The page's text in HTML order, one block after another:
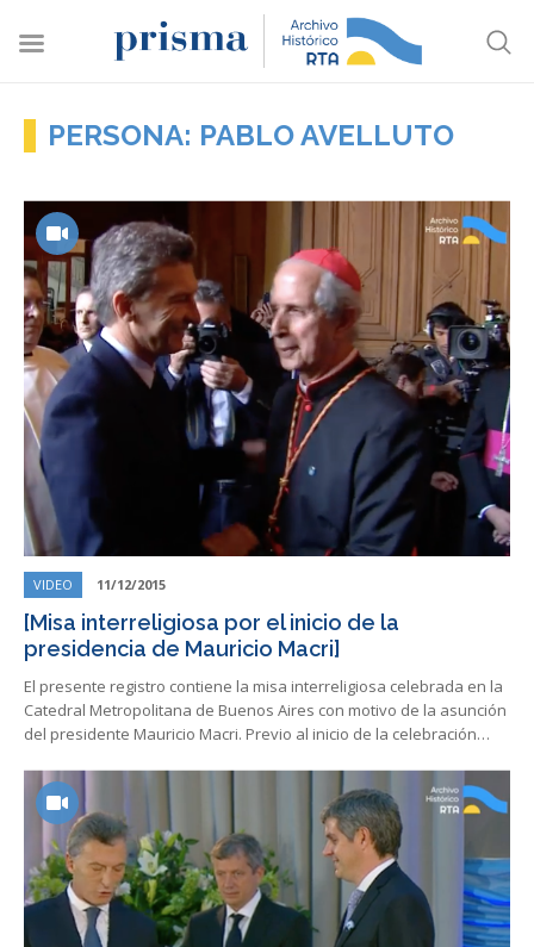
PERSONA: PABLO AVELLUTO
VIDEO 11/12/2015
[Misa interreligiosa por el inicio de la
presidencia de Mauricio Macri]
El presente registro contiene la misa interreligiosa celebrada en la
Catedral Metropolitana de Buenos Aires con motivo de la asunción
del presidente Mauricio Macri. Previo al inicio de la celebración…